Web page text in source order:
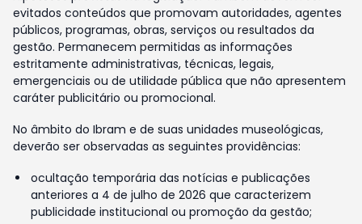
evitados conteúdos que promovam autoridades, agentes
públicos, programas, obras, serviços ou resultados da
gestão. Permanecem permitidas as informações
estritamente administrativas, técnicas, legais,
emergenciais ou de utilidade pública que não apresentem
caráter publicitário ou promocional.
No âmbito do Ibram e de suas unidades museológicas,
deverão ser observadas as seguintes providências:
ocultação temporária das notícias e publicações
anteriores a 4 de julho de 2026 que caracterizem
publicidade institucional ou promoção da gestão;